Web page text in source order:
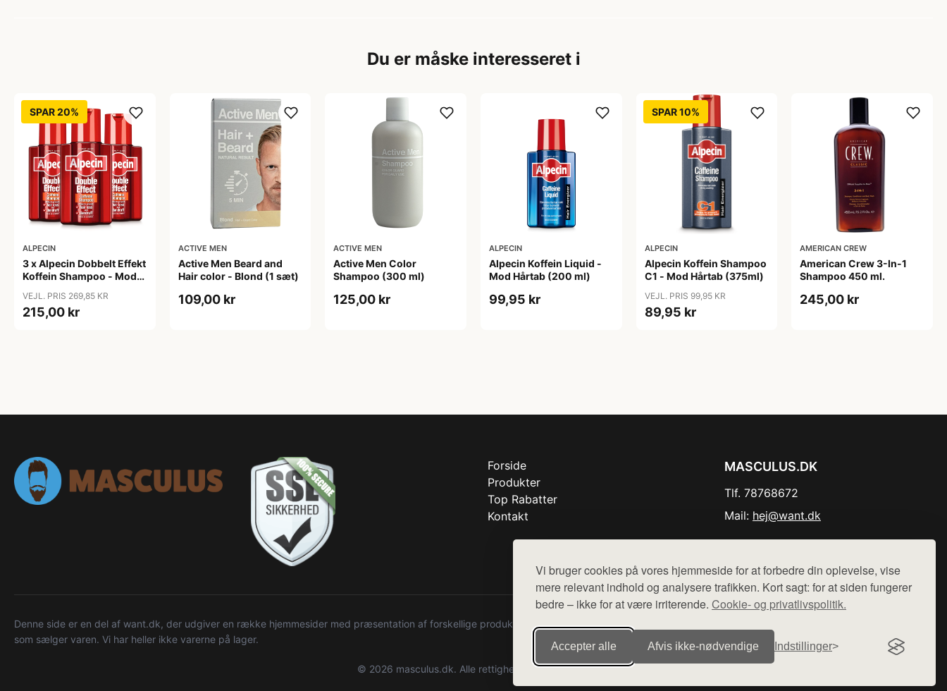
Vi bruger cookies på vores hjemmeside for at forbedre din oplevelse, vise
mere relevant indhold og analysere trafikken. Kort sagt: for at siden fungerer
bedre – ikke for at være irriterende. Cookie- og privatlivspolitik.
Accepter alle Afvis ikke‑nødvendige Indstillinger
Du er måske interesseret i
SPAR 20%
ALPECIN
3 x Alpecin Dobbelt Effekt
Koffein Shampoo - Mod
VEJL. PRIS 269,85 KR
215,00 kr
ACTIVE MEN
Active Men Beard and
Hair color - Blond (1 sæt)
109,00 kr
ACTIVE MEN
Active Men Color
Shampoo (300 ml)
125,00 kr
ALPECIN
Alpecin Koffein Liquid -
Mod Hårtab (200 ml)
99,95 kr
SPAR 10%
ALPECIN
Alpecin Koffein Shampoo
C1 - Mod Hårtab (375ml)
VEJL. PRIS 99,95 KR
89,95 kr
AMERICAN CREW
American Crew 3-In-1
Shampoo 450 ml.
245,00 kr
Forside
Produkter
Top Rabatter
Kontakt
MASCULUS.DK
Tlf. 78768672
Mail: hej@want.dk
Denne side er en del af want.dk, der udgiver en række hjemmesider med præsentation af forskellige produkter fra diverse webshops. Der sælges ikke varer fra denne side - vi henviser til de shops,
som sælger varen. Vi har heller ikke varerne på lager.
© 2026 masculus.dk. Alle rettigheder forbeholdes.